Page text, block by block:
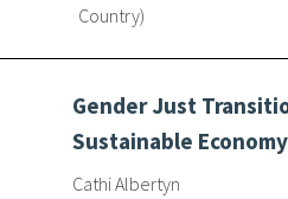
Country
Gender Just
Sustainable Economy
Cathi Albertyn